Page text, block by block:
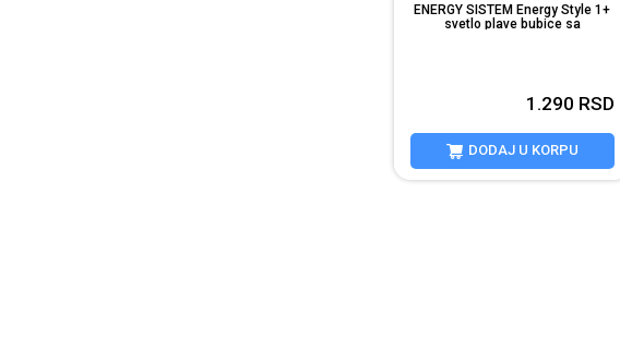
ENERGY SISTEM Energy Style 1+
svetlo plave bubice sa
1.290 RSD
DODAJ U KORPU